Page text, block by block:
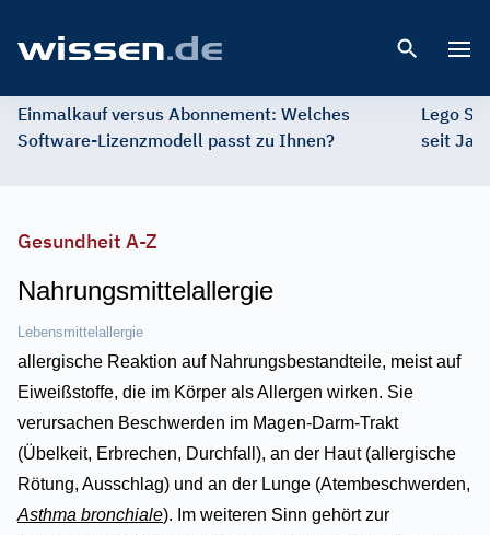
Einmalkauf versus Abonnement: Welches
Software-Lizenzmodell passt zu Ihnen?
Lego
seit
Gesundheit A-Z
Nahrungsmittelallergie
Lebensmittelallergie
allergische Reaktion auf Nahrungsbestandteile, meist auf
Eiweißstoffe, die im Körper als Allergen wirken. Sie
verursachen Beschwerden im Magen-Darm-Trakt
(Übelkeit, Erbrechen, Durchfall), an der Haut (allergische
Rötung, Ausschlag) und an der Lunge (Atembeschwerden,
Asthma bronchiale). Im weiteren Sinn gehört zur